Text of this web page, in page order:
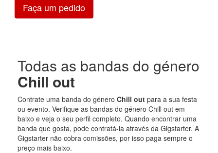
Faça um pedido
Todas as bandas do género
Chill out
Contrate uma banda do género Chill outpara a sua festa
ou evento. Verifique as bandas do género Chill out em
baixo e veja o seu perfil completo. Quando encontrar uma
banda que gosta, pode contratá-la através da Gigstarter. A
Gigstarter não cobra comissões, por isso paga sempre o
preço mais baixo.